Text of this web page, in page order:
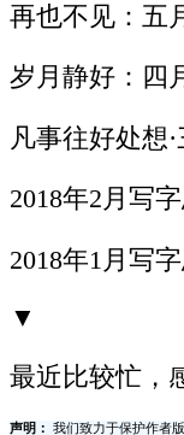
再也不见：五
岁月静好：四
凡事往好处想
2018年2月写
2018年1月写
▼
最近比较忙，
声明：
我们致力于保护作者